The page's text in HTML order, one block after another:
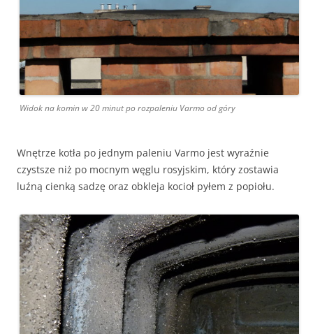
Widok na komin w 20 minut po rozpaleniu Varmo od góry
Wnętrze kotła po jednym paleniu Varmo jest wyraźnie
czystsze niż po mocnym węglu rosyjskim, który zostawia
luźną cienką sadzę oraz obkleja kocioł pyłem z popiołu.